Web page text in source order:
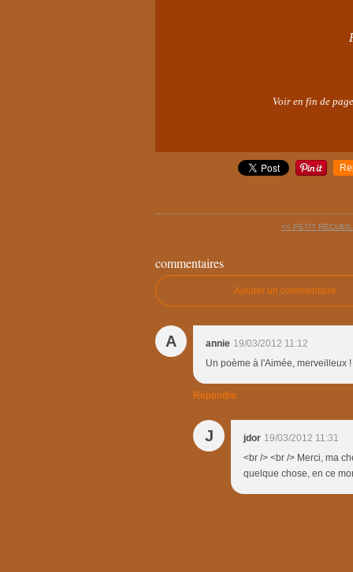
Voir en fin de
<< PETIT
commentaires
Ajouter un commentaire
A annie 19/03/2012 11:12
Un poème à l'Aimée, merveilleux !
Répondre
J jdor 19/03/2012 11:31
<br /> <br /> Merci, ma
quelque chose, en ce